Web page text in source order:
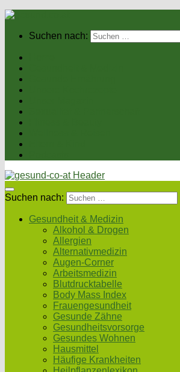
Suchen nach:
Suchen nach:
Gesundheit & Medizin
Alkohol & Drogen
Allergien
Alternativmedizin
Augen-Corner
Arbeitsmedizin
Blutdrucktabelle
Body Mass Index
Frauengesundheit
Gesunde Zähne
Gesundheitsvorsorge
Gesundes Wohnen
Hausmittel
Häufige Krankheiten